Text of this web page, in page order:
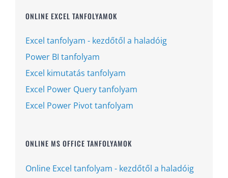
ONLINE EXCEL TANFOLYAMOK
Excel tanfolyam - kezdőtől a haladóig
Power BI tanfolyam
Excel kimutatás tanfolyam
Excel Power Query tanfolyam
Excel Power Pivot tanfolyam
ONLINE MS OFFICE TANFOLYAMOK
Online Excel tanfolyam - kezdőtől a haladóig